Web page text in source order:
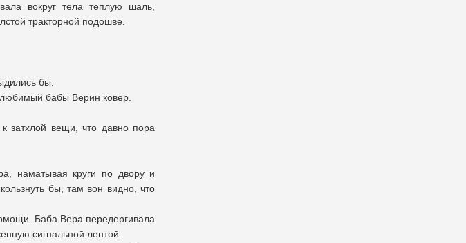
вокруг тела теплую шаль,
тракторной подошве.
бы.
бабы Верин ковер.
затхлой вещи, что давно пора
наматывая круги по двору и
бы, там вон видно, что
Баба Вера передергивала
сигнальной лентой.